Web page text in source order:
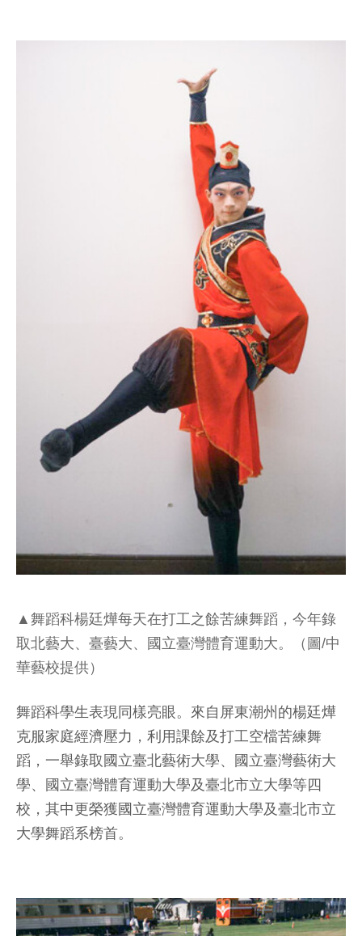
▲舞蹈科楊廷燁每天在打工之餘苦練舞蹈，今年錄
取北藝大、臺藝大、國立臺灣體育運動大。（圖/中
華藝校提供）
舞蹈科學生表現同樣亮眼。來自屏東潮州的楊廷燁
克服家庭經濟壓力，利用課餘及打工空檔苦練舞
蹈，一舉錄取國立臺北藝術大學、國立臺灣藝術大
學、國立臺灣體育運動大學及臺北市立大學等四
校，其中更榮獲國立臺灣體育運動大學及臺北市立
大學舞蹈系榜首。